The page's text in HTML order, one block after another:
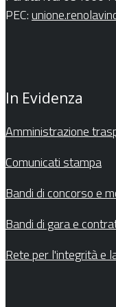
PEC:
In Evidenza
Amministrazione
Comunicati stampa
Bandi di concorso e
Bandi di gara e
Rete per l'integrità e